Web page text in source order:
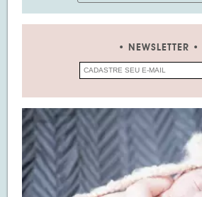
NEWSLETTER